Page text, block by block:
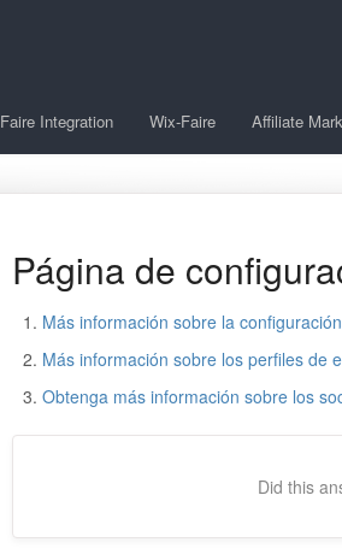
Faire Integration Wix-Faire Affiliate
Página de
Más información sobre la
Más información sobre los perfiles de
Obtenga más información sobre los
Did this